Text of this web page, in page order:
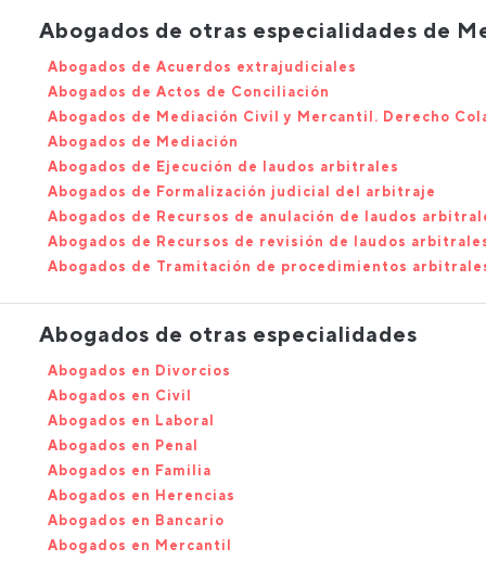
Abogados de otras especialidades de
Abogados de Acuerdos extrajudiciales
Abogados de Actos de Conciliación
Abogados de Mediación Civil y Mercantil. Derecho
Abogados de Mediación
Abogados de Ejecución de laudos arbitrales
Abogados de Formalización judicial del arbitraje
Abogados de Recursos de anulación de laudos
Abogados de Recursos de revisión de laudos
Abogados de Tramitación de procedimientos
Abogados de otras especialidades
Abogados en Divorcios
Abogados en Civil
Abogados en Laboral
Abogados en Penal
Abogados en Familia
Abogados en Herencias
Abogados en Bancario
Abogados en Mercantil